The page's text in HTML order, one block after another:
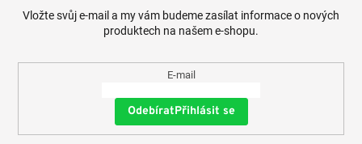
Vložte svůj e-mail a my vám budeme zasílat informace o nových
produktech na našem e-shopu.
E-mail
Přihlásit se